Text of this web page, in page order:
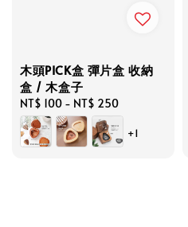
木頭PICK盒 彈片盒 收納
盒 / 木盒子
Regular
price
NT$ 100 - NT$ 250
+1